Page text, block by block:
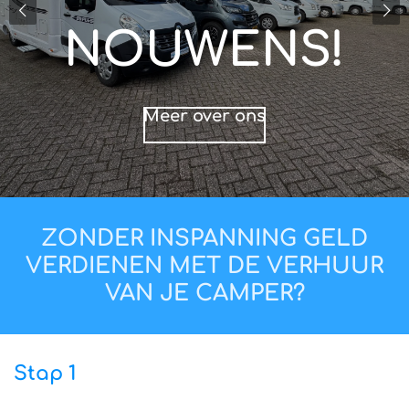
NOUWENS!
Meer over ons
ZONDER INSPANNING GELD
VERDIENEN MET DE VERHUUR
VAN JE CAMPER?
Stap 1